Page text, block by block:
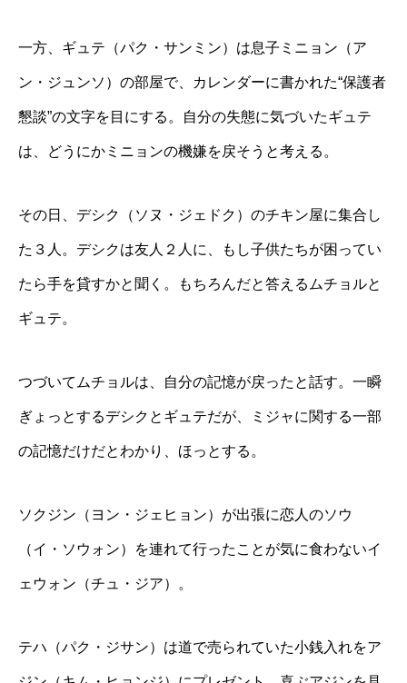
一方、ギュテ（パク・サンミン）は息子ミニョン（ア
ン・ジュンソ）の部屋で、カレンダーに書かれた“保護者
懇談”の文字を目にする。自分の失態に気づいたギュテ
は、どうにかミニョンの機嫌を戻そうと考える。
その日、デシク（ソヌ・ジェドク）のチキン屋に集合し
た３人。デシクは友人２人に、もし子供たちが困ってい
たら手を貸すかと聞く。もちろんだと答えるムチョルと
ギュテ。
つづいてムチョルは、自分の記憶が戻ったと話す。一瞬
ぎょっとするデシクとギュテだが、ミジャに関する一部
の記憶だけだとわかり、ほっとする。
ソクジン（ヨン・ジェヒョン）が出張に恋人のソウ
（イ・ソウォン）を連れて行ったことが気に食わないイ
ェウォン（チュ・ジア）。
テハ（パク・ジサン）は道で売られていた小銭入れをア